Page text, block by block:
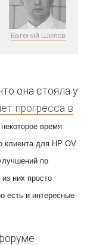
Евгений Шилов
она стояла у
прогресса в
время
клиента для HP OV
по
них просто
есть и интересные